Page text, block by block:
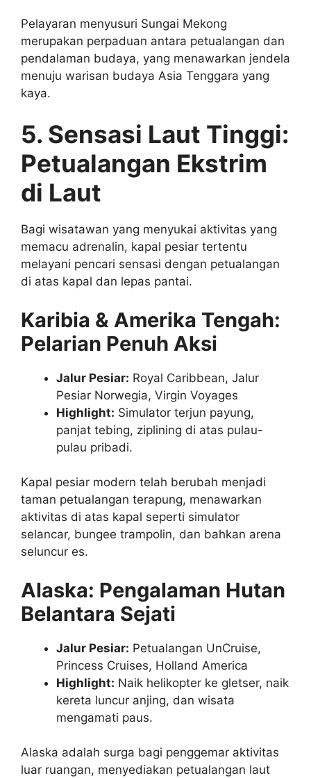
Pelayaran menyusuri Sungai Mekong
merupakan perpaduan antara petualangan dan
pendalaman budaya, yang menawarkan jendela
menuju warisan budaya Asia Tenggara yang
kaya.
5. Sensasi Laut Tinggi:
Petualangan Ekstrim
di Laut
Bagi wisatawan yang menyukai aktivitas yang
memacu adrenalin, kapal pesiar tertentu
melayani pencari sensasi dengan petualangan
di atas kapal dan lepas pantai.
Karibia & Amerika Tengah:
Pelarian Penuh Aksi
Jalur Pesiar: Royal Caribbean, Jalur
Pesiar Norwegia, Virgin Voyages
Highlight: Simulator terjun payung,
panjat tebing, ziplining di atas pulau-
pulau pribadi.
Kapal pesiar modern telah berubah menjadi
taman petualangan terapung, menawarkan
aktivitas di atas kapal seperti simulator
selancar, bungee trampolin, dan bahkan arena
seluncur es.
Alaska: Pengalaman Hutan
Belantara Sejati
Jalur Pesiar: Petualangan UnCruise,
Princess Cruises, Holland America
Highlight: Naik helikopter ke gletser, naik
kereta luncur anjing, dan wisata
mengamati paus.
Alaska adalah surga bagi penggemar aktivitas
luar ruangan, menyediakan petualangan laut